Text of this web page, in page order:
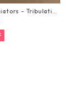
- Tribulation